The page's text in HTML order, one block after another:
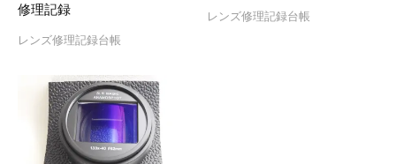
修理記録
レンズ修理記録台帳
レンズ修理記録台帳